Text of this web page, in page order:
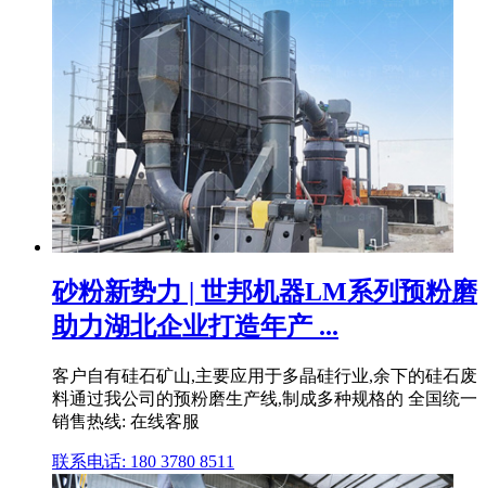
砂粉新势力 | 世邦机器LM系列预粉磨
助力湖北企业打造年产 ...
客户自有硅石矿山,主要应用于多晶硅行业,余下的硅石废
料通过我公司的预粉磨生产线,制成多种规格的 全国统一
销售热线: 在线客服
联系电话: 180 3780 8511